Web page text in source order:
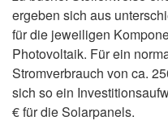
ergeben sich aus
für die jeweiligen
Photovoltaik. Für ein
Stromverbrauch von ca.
sich so ein
€ für die Solarpanels.